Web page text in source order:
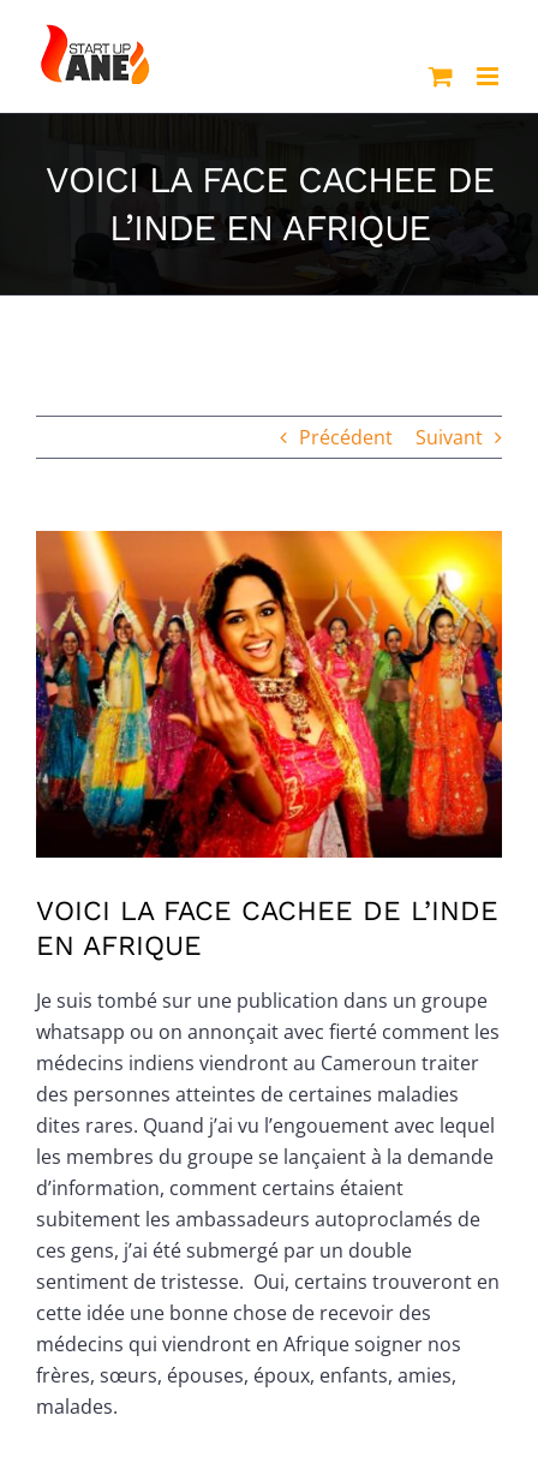
contenu
VOICI LA FACE CACHEE DE
L’INDE EN AFRIQUE
Précédent Suivant
Voir
l'image
agrandie
VOICI LA FACE CACHEE DE L’INDE
EN AFRIQUE
Je suis tombé sur une publication dans un groupe
whatsapp ou on annonçait avec fierté comment les
médecins indiens viendront au Cameroun traiter
des personnes atteintes de certaines maladies
dites rares. Quand j’ai vu l’engouement avec lequel
les membres du groupe se lançaient à la demande
d’information, comment certains étaient
subitement les ambassadeurs autoproclamés de
ces gens, j’ai été submergé par un double
sentiment de tristesse. Oui, certains trouveront en
cette idée une bonne chose de recevoir des
médecins qui viendront en Afrique soigner nos
frères, sœurs, épouses, époux, enfants, amies,
malades.